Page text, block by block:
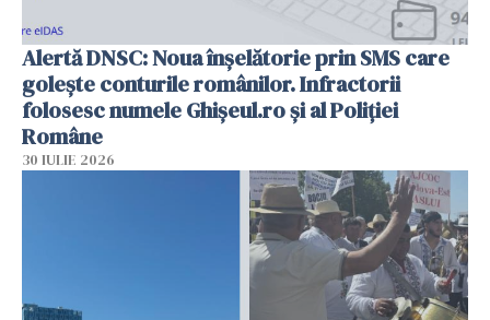
Alertă DNSC: Noua înșelătorie prin SMS care
golește conturile românilor. Infractorii
folosesc numele Ghișeul.ro și al Poliției
Române
30 IULIE 2026